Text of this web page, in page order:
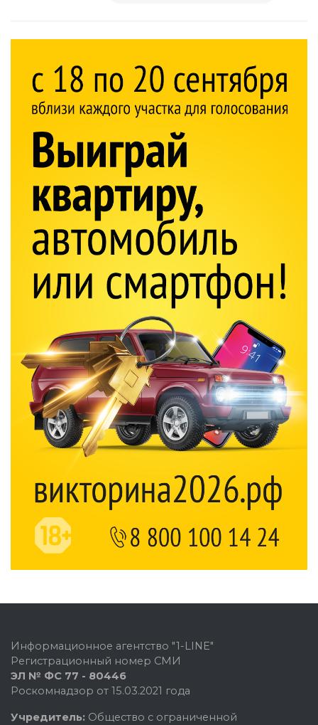
Информационное агентство "1-LINE"
Регистрационный номер СМИ
ЭЛ № ФС 77 - 80446
Роскомнадзор от 15.03.2021 года
Учредитель: Общество с ограниченной